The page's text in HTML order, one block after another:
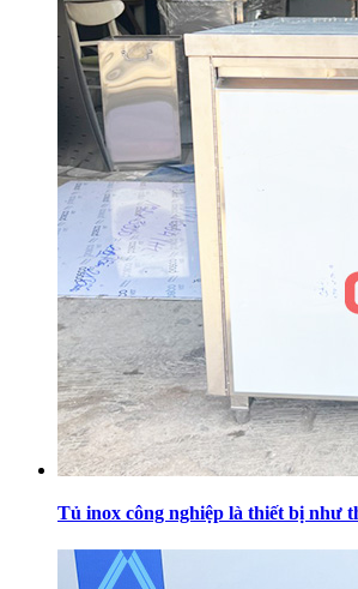
Tủ inox công nghiệp là thiết bị như